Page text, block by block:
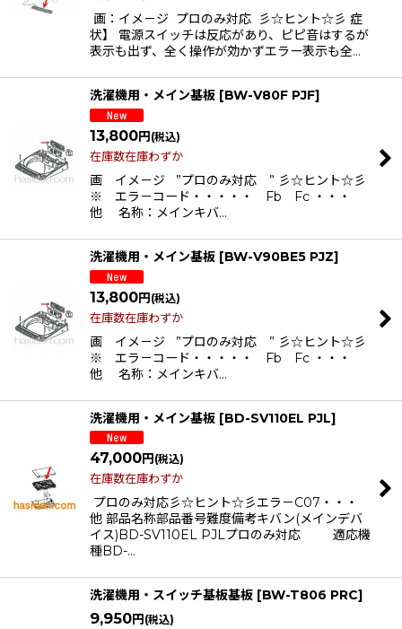
画：イメ－ジ プロのみ対応 彡☆ヒント☆彡 症
状】 電源スイッチは反応があり、ピピ音はするが
表示も出ず、全く操作が効かずエラー表示も全…
洗濯機用・メイン基板 [BW-V80F PJF]
13,800円 (税込)
在庫数在庫わずか
画 イメ－ジ ”プロのみ対応 ” 彡☆ヒント☆彡
※ エラ－コード・・・・・ Fb Fc ・・・
他 名称：メインキバ…
洗濯機用・メイン基板 [BW-V90BE5 PJZ]
13,800円 (税込)
在庫数在庫わずか
画 イメ－ジ ”プロのみ対応 ” 彡☆ヒント☆彡
※ エラ－コード・・・・・ Fb Fc ・・・
他 名称：メインキバ…
洗濯機用・メイン基板 [BD-SV110EL PJL]
47,000円 (税込)
在庫数在庫わずか
プロのみ対応彡☆ヒント☆彡エラ－C07・・・
他 部品名称部品番号難度備考キバン(メインデバ
イス)BD-SV110EL PJLプロのみ対応 適応機
種BD-…
洗濯機用・スイッチ基板基板 [BW-T806 PRC]
9,950円 (税込)